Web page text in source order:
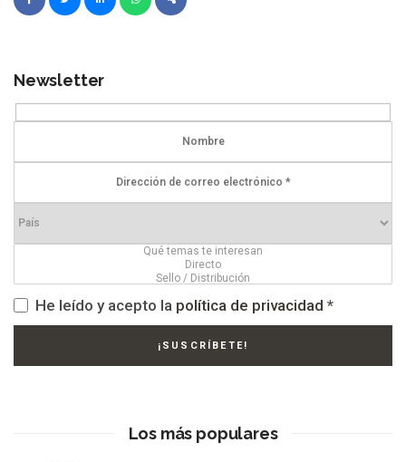
Newsletter
He leído y acepto la política de privacidad *
Los más populares